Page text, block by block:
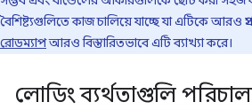
বৈশিষ্ট্যগুলিতে কাজ চালিয়ে যাচ্ছে যা এটিকে আরও
রোডম্যাপআরও বিস্তারিতভাবে এটি ব্যাখ্যা করে।
লোডিং ব্যর্থতাগুলি